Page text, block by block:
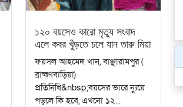
১২০ বয়সেও কারো মৃত্যু সংবাদ
এলে কবর খুঁড়তে চলে যান তারু মিয়া
ফয়সল আহমেদ খান, বাঞ্ছারামপুর (
ব্রাহ্মণবাড়িয়া)
প্রতিনিধি&nbsp;বয়সের ভারে ন্যুয়ে
পড়লে কি হবে, এখনো ১২...